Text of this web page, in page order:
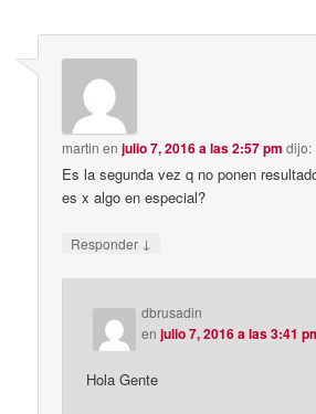
martin enjulio 7, 2016 a las 2:57 pm dijo:
Es la segunda vez q no ponen
es x algo en especial?
Responder ↓
dbrusadin
enjulio 7, 2016 a las 3:41
Hola Gente